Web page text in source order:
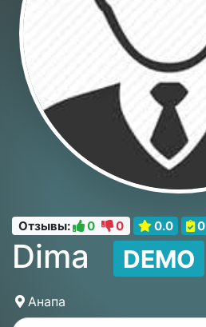
Отзывы: 0 0 0.0 0
Dima DEMO
Анапа